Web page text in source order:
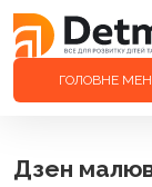
ГОЛОВНЕ
Дзен